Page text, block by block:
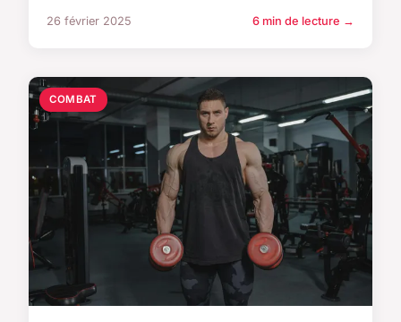
26 février 2025 6 min de lecture →
COMBAT